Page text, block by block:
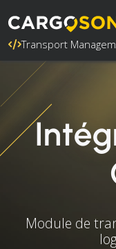
Transport
Module de